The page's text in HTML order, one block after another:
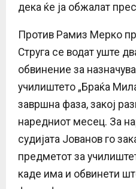
дека ќе ја обжалат
Против Рамиз Мерко
Струга се водат уште
обвинение за
училиштето „Браќа
завршна фаза, закој
наредниот месец. За
судијата Јованов го
предметот за
каде има и обвинети